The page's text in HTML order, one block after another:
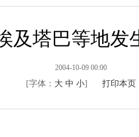
及塔巴等地发
2004-10-09 00:00
[字体： 大 中 小] 打印本页